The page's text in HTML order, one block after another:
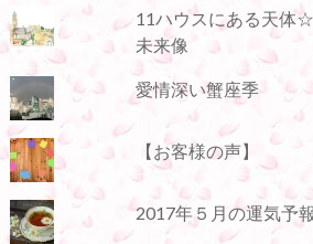
11ハウスにある天体☆
未来像
愛情深い蟹座季
【お客様の声】
2017年５月の運気予